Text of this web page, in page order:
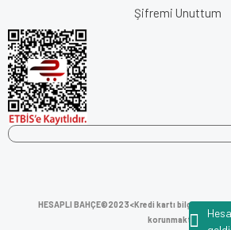
Şifremi Unuttum
HESAPLI BAHÇE©2023<Kredi kartı bilgileriniz
korunmaktadır.